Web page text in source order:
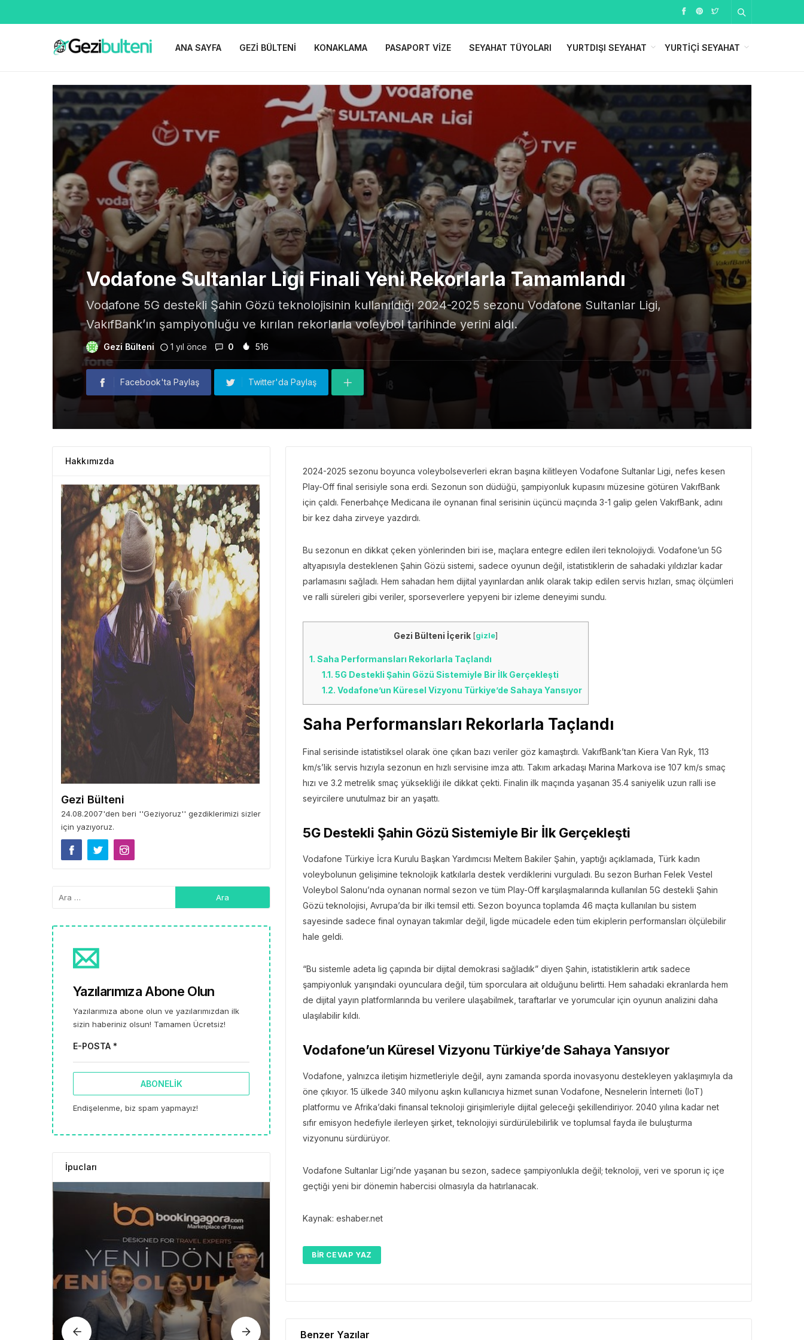
ANA SAYFA GEZI BÜLTENI KONAKLAMA PASAPORT VIZE SEYAHAT TÜYOLARI YURTDIŞI SEYAHAT YURTIÇI SEYAHAT
Vodafone Sultanlar Ligi Finali Yeni Rekorlarla Tamamlandı
Vodafone 5G destekli Şahin Gözü teknolojisinin kullanıldığı 2024-2025 sezonu Vodafone Sultanlar Ligi,
VakıfBank’ın şampiyonluğu ve kırılan rekorlarla voleybol tarihinde yerini aldı.
Gezi Bülteni 1 yıl önce 0 516
Facebook'ta Paylaş Twitter'da Paylaş
2024-2025 sezonu boyunca voleybolseverleri ekran başına kilitleyen Vodafone Sultanlar Ligi, nefes kesen
Play-Off final serisiyle sona erdi. Sezonun son düdüğü, şampiyonluk kupasını müzesine götüren VakıfBank
için çaldı. Fenerbahçe Medicana ile oynanan final serisinin üçüncü maçında 3-1 galip gelen VakıfBank, adını
bir kez daha zirveye yazdırdı.
Bu sezonun en dikkat çeken yönlerinden biri ise, maçlara entegre edilen ileri teknolojiydi. Vodafone’un 5G
altyapısıyla desteklenen Şahin Gözü sistemi, sadece oyunun değil, istatistiklerin de sahadaki yıldızlar kadar
parlamasını sağladı. Hem sahadan hem dijital yayınlardan anlık olarak takip edilen servis hızları, smaç ölçümleri
ve ralli süreleri gibi veriler, sporseverlere yepyeni bir izleme deneyimi sundu.
Gezi Bülteni İçerik [gizle]
1. Saha Performansları Rekorlarla Taçlandı
1.1. 5G Destekli Şahin Gözü Sistemiyle Bir İlk Gerçekleşti
1.2. Vodafone’un Küresel Vizyonu Türkiye’de Sahaya Yansıyor
Saha Performansları Rekorlarla Taçlandı
Final serisinde istatistiksel olarak öne çıkan bazı veriler göz kamaştırdı. VakıfBank’tan Kiera Van Ryk, 113
km/s’lik servis hızıyla sezonun en hızlı servisine imza attı. Takım arkadaşı Marina Markova ise 107 km/s smaç
hızı ve 3.2 metrelik smaç yüksekliği ile dikkat çekti. Finalin ilk maçında yaşanan 35.4 saniyelik uzun ralli ise
seyircilere unutulmaz bir an yaşattı.
5G Destekli Şahin Gözü Sistemiyle Bir İlk Gerçekleşti
Vodafone Türkiye İcra Kurulu Başkan Yardımcısı Meltem Bakiler Şahin, yaptığı açıklamada, Türk kadın
voleybolunun gelişimine teknolojik katkılarla destek verdiklerini vurguladı. Bu sezon Burhan Felek Vestel
Voleybol Salonu’nda oynanan normal sezon ve tüm Play-Off karşılaşmalarında kullanılan 5G destekli Şahin
Gözü teknolojisi, Avrupa’da bir ilki temsil etti. Sezon boyunca toplamda 46 maçta kullanılan bu sistem
sayesinde sadece final oynayan takımlar değil, ligde mücadele eden tüm ekiplerin performansları ölçülebilir
hale geldi.
“Bu sistemle adeta lig çapında bir dijital demokrasi sağladık” diyen Şahin, istatistiklerin artık sadece
şampiyonluk yarışındaki oyunculara değil, tüm sporculara ait olduğunu belirtti. Hem sahadaki ekranlarda hem
de dijital yayın platformlarında bu verilere ulaşabilmek, taraftarlar ve yorumcular için oyunun analizini daha
ulaşılabilir kıldı.
Vodafone’un Küresel Vizyonu Türkiye’de Sahaya Yansıyor
Vodafone, yalnızca iletişim hizmetleriyle değil, aynı zamanda sporda inovasyonu destekleyen yaklaşımıyla da
öne çıkıyor. 15 ülkede 340 milyonu aşkın kullanıcıya hizmet sunan Vodafone, Nesnelerin İnterneti (IoT)
platformu ve Afrika’daki finansal teknoloji girişimleriyle dijital geleceği şekillendiriyor. 2040 yılına kadar net
sıfır emisyon hedefiyle ilerleyen şirket, teknolojiyi sürdürülebilirlik ve toplumsal fayda ile buluşturma
vizyonunu sürdürüyor.
Vodafone Sultanlar Ligi’nde yaşanan bu sezon, sadece şampiyonlukla değil; teknoloji, veri ve sporun iç içe
geçtiği yeni bir dönemin habercisi olmasıyla da hatırlanacak.
Kaynak: eshaber.net
BIR CEVAP YAZ
Benzer Yazılar
Hakkımızda
Gezi Bülteni
24.08.2007'den beri ''Geziyoruz'' gezdiklerimizi sizler
için yazıyoruz.
Yazılarımıza Abone Olun
Yazılarımıza abone olun ve yazılarımızdan ilk
sizin haberiniz olsun! Tamamen Ücretsiz!
E-POSTA *
ABONELIK
Endişelenme, biz spam yapmayız!
İpucları